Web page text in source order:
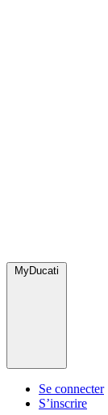
MyDucati
Se connecter
S’inscrire